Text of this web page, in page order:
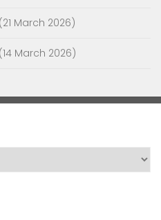
March 2026)
March 2026)